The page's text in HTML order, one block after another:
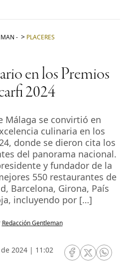
- PLACERES
en los Premios
2024
Málaga se convirtió en
culinaria en los
donde se dieron cita los
del panorama nacional.
y fundador de la
550 restaurantes de
Barcelona, Girona, País
incluyendo por […]
Redacción Gentleman
2024 | 11:02
RRSS Facebook
RRSSRRSS